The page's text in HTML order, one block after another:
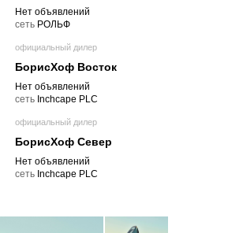
Нет объявлений
cеть РОЛЬФ
официальный дилер
БорисХоф Восток
Нет объявлений
cеть Inchcape PLC
официальный дилер
БорисХоф Север
Нет объявлений
cеть Inchcape PLC